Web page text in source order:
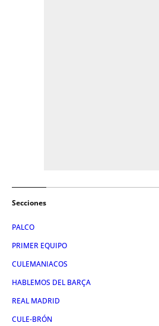
Secciones
PALCO
PRIMER EQUIPO
CULEMANIACOS
HABLEMOS DEL BARÇA
REAL MADRID
CULE-BRÓN